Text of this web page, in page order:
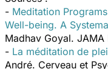
- Meditation
Well-being. A
Madhav Goyal.
- La méditation de
André. Cerveau et